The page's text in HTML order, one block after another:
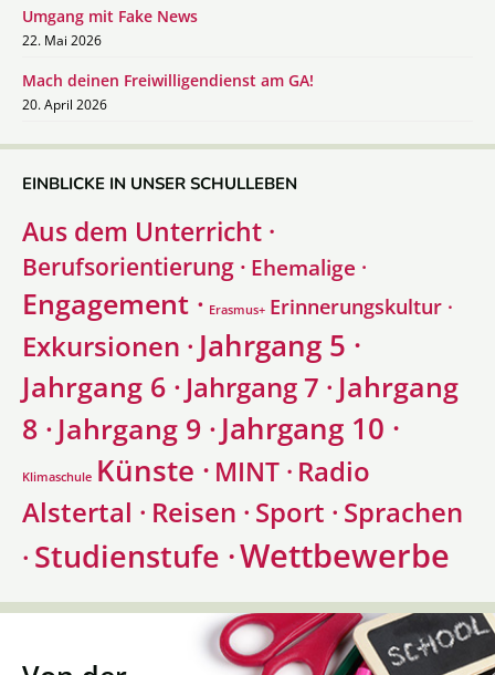
Umgang mit Fake News
22. Mai 2026
Mach deinen Freiwilligendienst am GA!
20. April 2026
EINBLICKE IN UNSER SCHULLEBEN
Aus dem Unterricht ·
Berufsorientierung · Ehemalige ·
Engagement · Erasmus+ Erinnerungskultur ·
Exkursionen · Jahrgang 5 ·
Jahrgang 6 · Jahrgang 7 · Jahrgang
8 · Jahrgang 9 · Jahrgang 10 ·
Klimaschule Künste · MINT · Radio
Alstertal · Reisen · Sport · Sprachen
· Studienstufe ·Wettbewerbe